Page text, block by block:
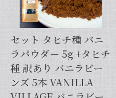
セット タヒチ種 バニ
ラパウダー 5g +タヒチ
種 訳あり バニラビー
ンズ 5本 VANILLA